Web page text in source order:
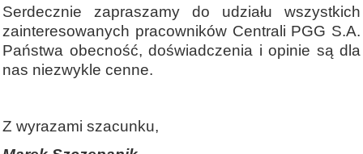
Serdecznie zapraszamy do udziału wszystkich
zainteresowanych pracowników Centrali PGG S.A.
Państwa obecność, doświadczenia i opinie są dla
nas niezwykle cenne.
Z wyrazami szacunku,